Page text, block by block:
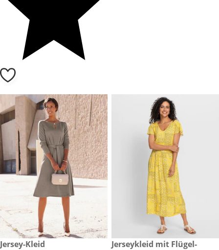
49,99 €
Jersey-Kleid
49,99 €
Jerseykleid mit Flügel-